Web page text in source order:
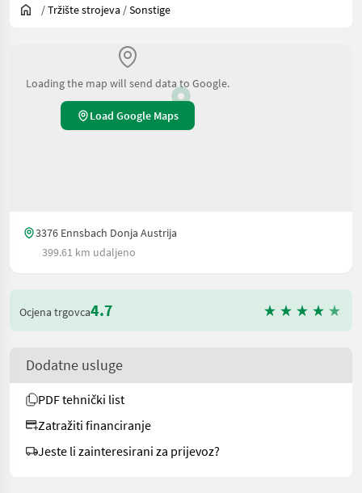
/Tržište strojeva /Sonstige
Loading the map will send data to Google.
Load Google Maps
3376 Ennsbach Donja Austrija
399.61 km udaljeno
Ocjena trgovca4.7
Dodatne usluge
PDF tehnički list
Zatražiti financiranje
Jeste li zainteresirani za prijevoz?